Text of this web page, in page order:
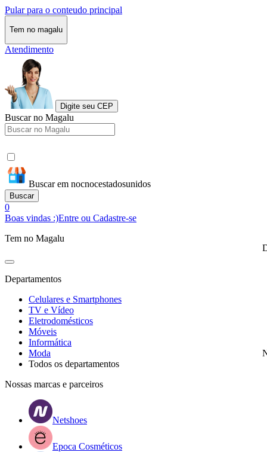
Pular para o conteudo principal
Tem no magalu
Atendimento
Digite seu CEP
Buscar no Magalu
Buscar em nocnocestadosunidos
Buscar
0
Boas vindas :)Entre ou Cadastre-se
Tem no Magalu
Departamentos
Celulares e Smartphones
TV e Vídeo
Eletrodomésticos
Móveis
Informática
Moda
Todos os departamentos
Nossas marcas e parceiros
Netshoes
Epoca Cosméticos